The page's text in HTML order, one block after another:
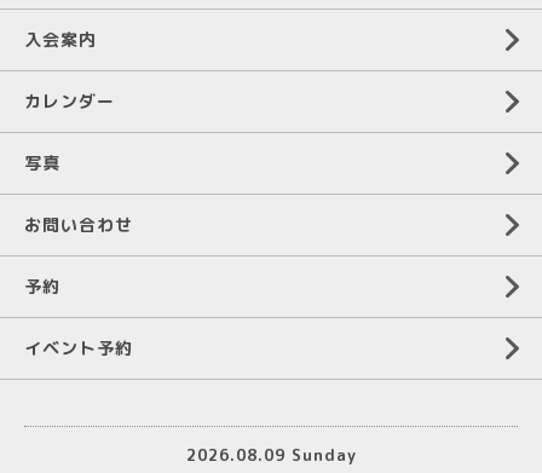
入会案内
カレンダー
写真
お問い合わせ
予約
イベント予約
2026.08.09 Sunday